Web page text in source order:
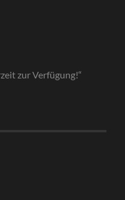
zur Verfügung!“